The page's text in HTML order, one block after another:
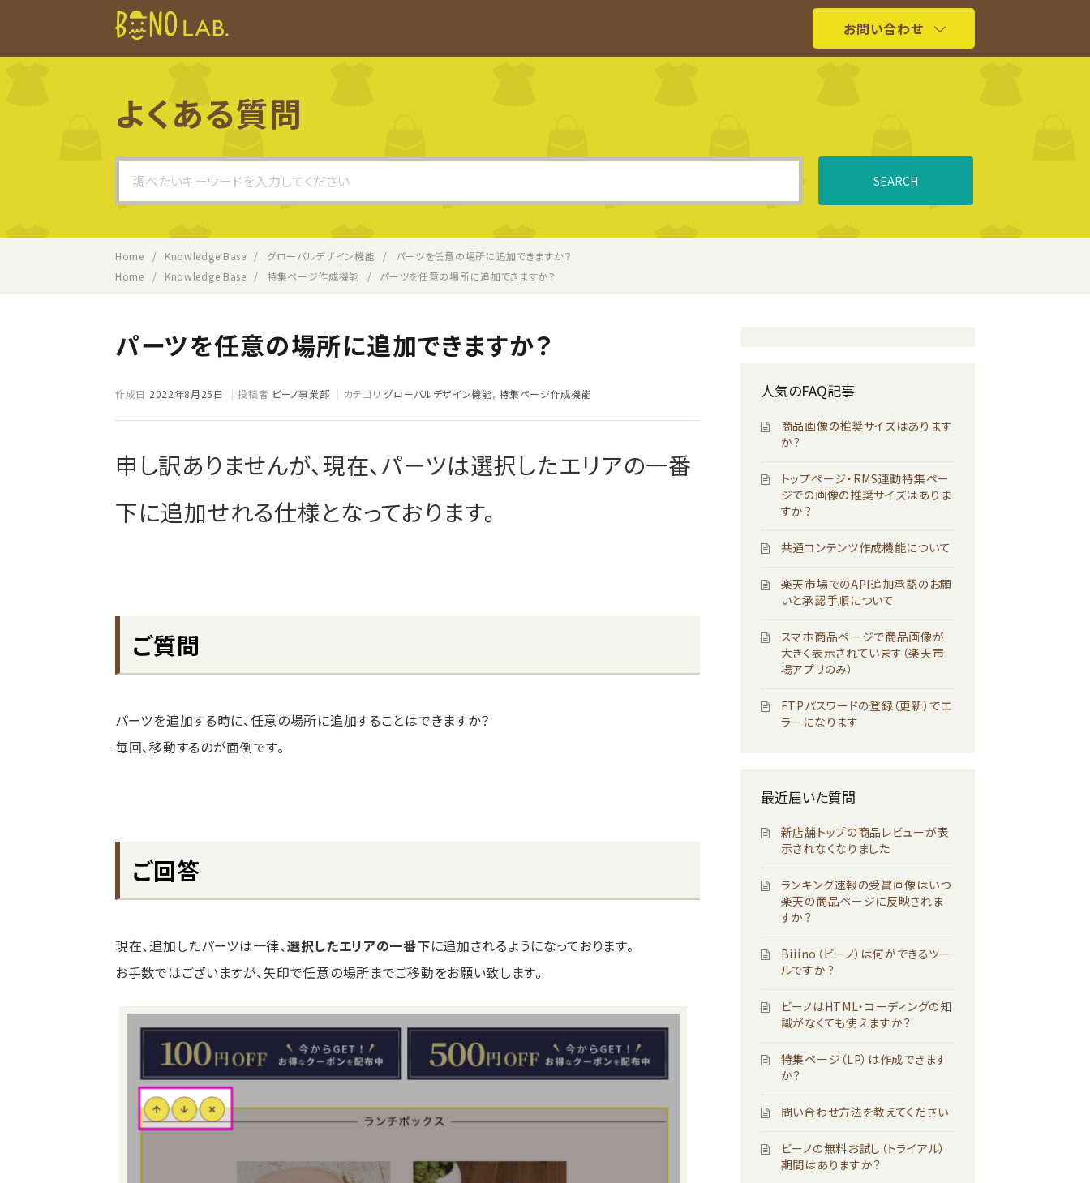
お問い合わせ
よくある質問
SEARCH
Home Knowledge Base グローバルデザイン機能
パーツを任意の場所に追加できますか？
Home
Knowledge Base 特集ページ作成機能 パーツを任意の場所に追加できますか？
パーツを任意の場所に追加できますか？
作成日 2022年8月25日 投稿者 ビーノ事業部 カテゴリ グローバルデザイン機能,特集ページ作成機能
申し訳ありませんが、現在、パーツは選択したエリアの一番
下に追加せれる仕様となっております。
ご質問
パーツを追加する時に、任意の場所に追加することはできますか？
毎回、移動するのが面倒です。
ご回答
現在、追加したパーツは一律、選択したエリアの一番下に追加されるようになっております。
お手数ではございますが、矢印で任意の場所までご移動をお願い致します。
人気のFAQ記事
商品画像の推奨サイズはあります
か？
トップページ・RMS連動特集ペー
ジでの画像の推奨サイズはありま
すか？
共通コンテンツ作成機能について
楽天市場でのAPI追加承認のお願
いと承認手順について
スマホ商品ページで商品画像が
大きく表示されています（楽天市
場アプリのみ）
FTPパスワードの登録（更新）でエ
ラーになります
最近届いた質問
新店舗トップの商品レビューが表
示されなくなりました
ランキング速報の受賞画像はいつ
楽天の商品ページに反映されま
すか？
Biiino（ビーノ）は何ができるツー
ルですか？
ビーノはHTML・コーディングの知
識がなくても使えますか？
特集ページ（LP）は作成できます
か？
問い合わせ方法を教えてください
ビーノの無料お試し（トライアル）
期間はありますか？